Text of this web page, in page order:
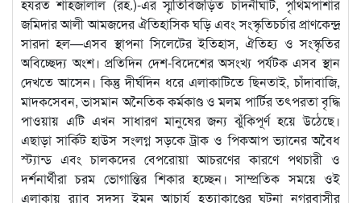
হযরত শাহজালাল (রহ.)-এর স্মৃতিবিজড়িত চাঁদনীঘাট, পৃথিমপাশার
জমিদার আলী আমজদের ঐতিহাসিক ঘড়ি এবং সংস্কৃতিচর্চার প্রাণকেন্দ্র
সারদা হল—এসব স্থাপনা সিলেটের ইতিহাস, ঐতিহ্য ও সংস্কৃতির
অবিচ্ছেদ্য অংশ। প্রতিদিন দেশ-বিদেশের অসংখ্য পর্যটক এসব স্থান
দেখতে আসেন। ​কিন্তু দীর্ঘদিন ধরে এলাকাটিতে ছিনতাই, চাঁদাবাজি,
মাদকসেবন, ভাসমান অনৈতিক কর্মকাণ্ড ও মলম পার্টির তৎপরতা বৃদ্ধি
পাওয়ায় এটি এখন সাধারণ মানুষের জন্য ঝুঁকিপূর্ণ হয়ে উঠেছে।
এছাড়া সার্কিট হাউস সংলগ্ন সড়কে ট্রাক ও পিকআপ ভ্যানের অবৈধ
স্ট্যান্ড এবং চালকদের বেপরোয়া আচরণের কারণে পথচারী ও
দর্শনার্থীরা চরম ভোগান্তির শিকার হচ্ছেন। সাম্প্রতিক সময়ে ওই
এলাকায় র‍্যাব সদস্য ইমন আচার্য হত্যাকাণ্ডের ঘটনা নগরবাসীর